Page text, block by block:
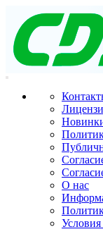
О нас